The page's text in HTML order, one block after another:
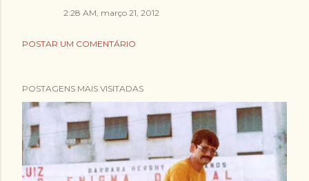
2:28 AM, março 21, 2012
POSTAR UM COMENTÁRIO
POSTAGENS MAIS VISITADAS